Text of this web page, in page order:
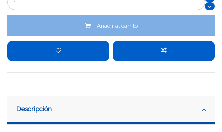
Añadir al carrito
Descripción